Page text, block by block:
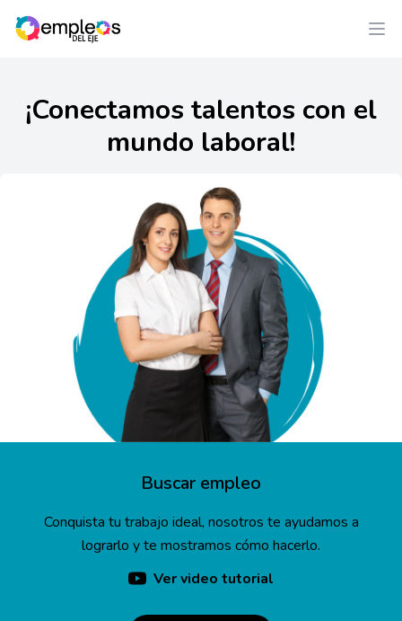
¡Conectamos talentos con el
mundo laboral!
Buscar empleo
Conquista tu trabajo ideal, nosotros te ayudamos a
lograrlo y te mostramos cómo hacerlo.
Ver video tutorial